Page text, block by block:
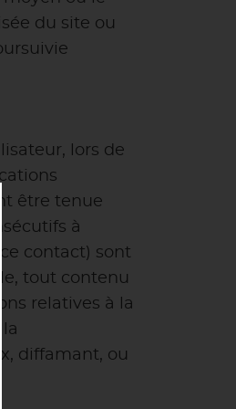
du site ou
lors de
être tenue
à
contact) sont
tout contenu
relatives à la
diffamant, ou